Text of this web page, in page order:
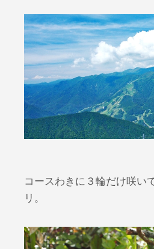
コースわきに３輪だけ咲い
リ。